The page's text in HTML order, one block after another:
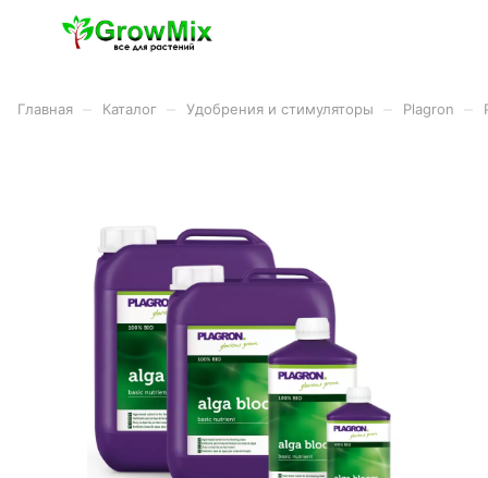
Главная Каталог Удобрения и стимуляторы Plagron